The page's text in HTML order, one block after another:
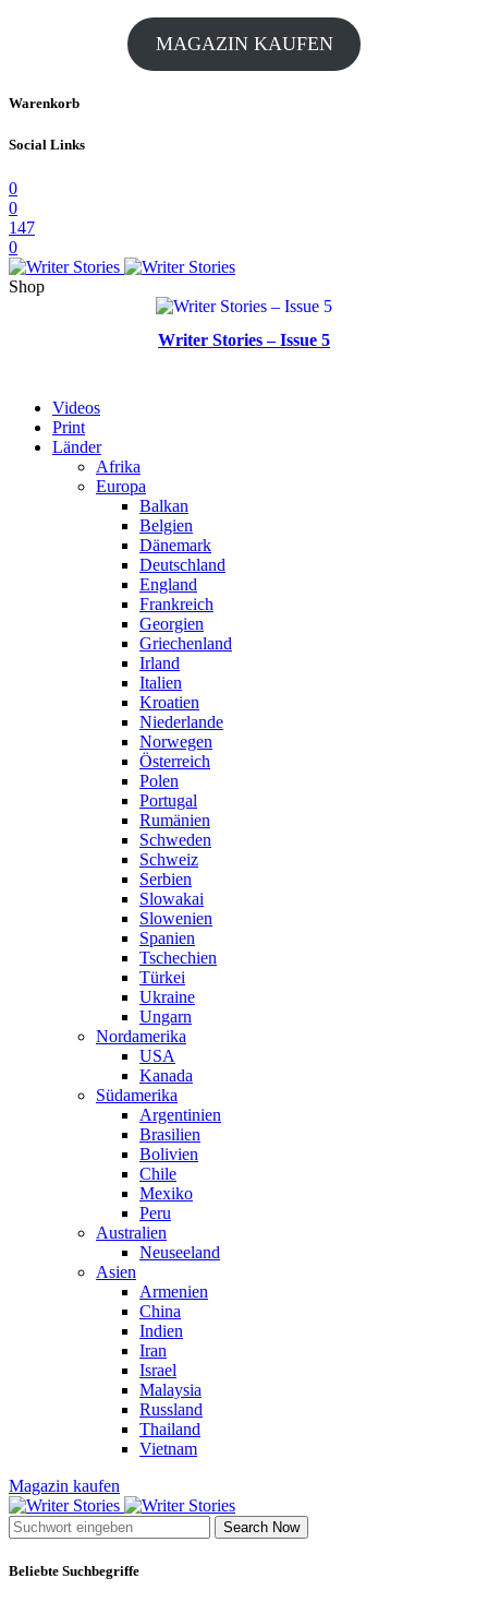
MAGAZIN KAUFEN
Warenkorb
Social Links
0
0
147
0
Shop
Writer Stories – Issue 5
Videos
Print
Länder
Afrika
Europa
Balkan
Belgien
Dänemark
Deutschland
England
Frankreich
Georgien
Griechenland
Irland
Italien
Kroatien
Niederlande
Norwegen
Österreich
Polen
Portugal
Rumänien
Schweden
Schweiz
Serbien
Slowakai
Slowenien
Spanien
Tschechien
Türkei
Ukraine
Ungarn
Nordamerika
USA
Kanada
Südamerika
Argentinien
Brasilien
Bolivien
Chile
Mexiko
Peru
Australien
Neuseeland
Asien
Armenien
China
Indien
Iran
Israel
Malaysia
Russland
Thailand
Vietnam
Magazin kaufen
Search Now
Beliebte Suchbegriffe